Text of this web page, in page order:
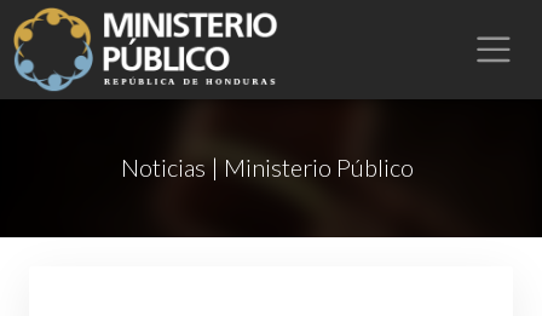
Noticias | Ministerio Público